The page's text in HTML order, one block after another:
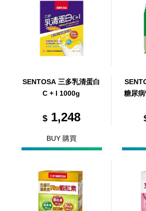
SENTOSA 三多乳清蛋白
C + I 1000g
$1,248
BUY 購買
糖尿病營